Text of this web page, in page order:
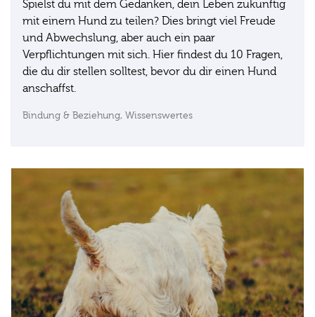
Spielst du mit dem Gedanken, dein Leben zukünftig
mit einem Hund zu teilen? Dies bringt viel Freude
und Abwechslung, aber auch ein paar
Verpflichtungen mit sich. Hier findest du 10 Fragen,
die du dir stellen solltest, bevor du dir einen Hund
anschaffst.
Bindung & Beziehung, Wissenswertes